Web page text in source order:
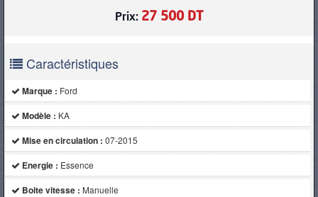
Prix: 27 500 DT
Caractéristiques
Marque : Ford
Modèle : KA
Mise en circulation : 07-2015
Energie : Essence
Boite vitesse : Manuelle